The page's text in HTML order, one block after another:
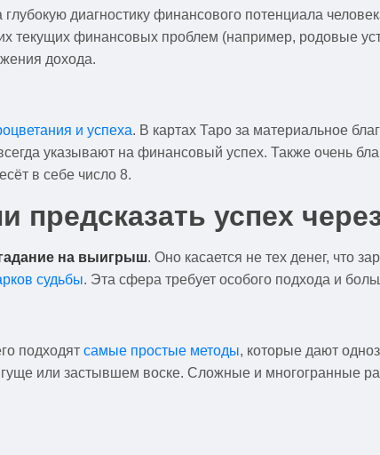
диагностику финансового потенциала
текущих финансовых проблем (например, родовые
дохода.
и успеха. В картах Таро за материальное
указывают на финансовый успех. Также очень
в себе число 8.
предсказать успех
на выигрыш. Оно касается не тех денег, что
судьбы. Эта сфера требует особого подхода и
подходят самые простые методы, которые дают
или застывшем воске. Сложные и многогранные